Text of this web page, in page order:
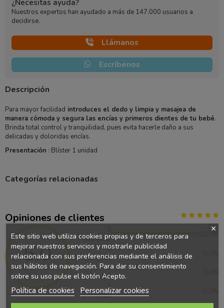
¿Necesitas ayuda?
Nuestros expertos han ayudado a más de 147.000 usuarios a
decidirse.
Llámanos
Escríbenos
Descripción
Para mayor facilidad introduces el dedo y limpia y masajea de
manera cómoda y segura las encías y primeros dientes de tu bebé.
Brinda total control y tranquilidad, pues evita hacerle daño a sus
delicadas y doloridas encías.
Presentación : Blíster 1 unidad
Categorías relacionadas
Opiniones de clientes
5.0
1 opinión
estrellas
4
estrellas
3
estrellas
2
estrellas
1
Este sitio web utiliza cookies propias y de terceros para
mejorar nuestros servicios y mostrarle publicidad
relacionada con sus preferencias mediante el análisis de
sus hábitos de navegación. Para dar su consentimiento
sobre su uso pulse el botón Acepto.
Política de cookies Personalizar cookies